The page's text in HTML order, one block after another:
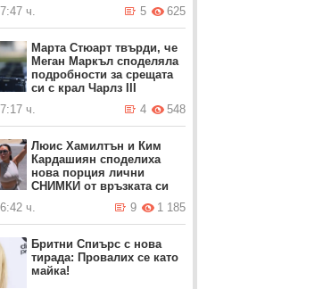
ч.
625
5
Марта Стюарт твърди, че
Меган Маркъл споделяла
подробности за срещата
си с крал Чарлз III
ч.
548
4
Люис Хамилтън и Ким
Кардашиян споделиха
нова порция лични
СНИМКИ от връзката си
ч.
1 185
9
Бритни Спиърс с нова
тирада: Провалих се като
майка!